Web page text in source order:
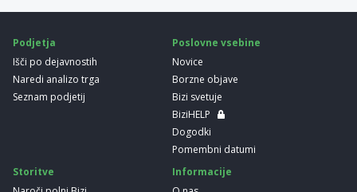
Podjetja
Išči po dejavnostih
Naredi analizo trga
Seznam podjetij
Poslovne vsebine
Novice
Borzne objave
Bizi svetuje
BiziHELP
Dogodki
Pomembni datumi
Storitve
Informacije